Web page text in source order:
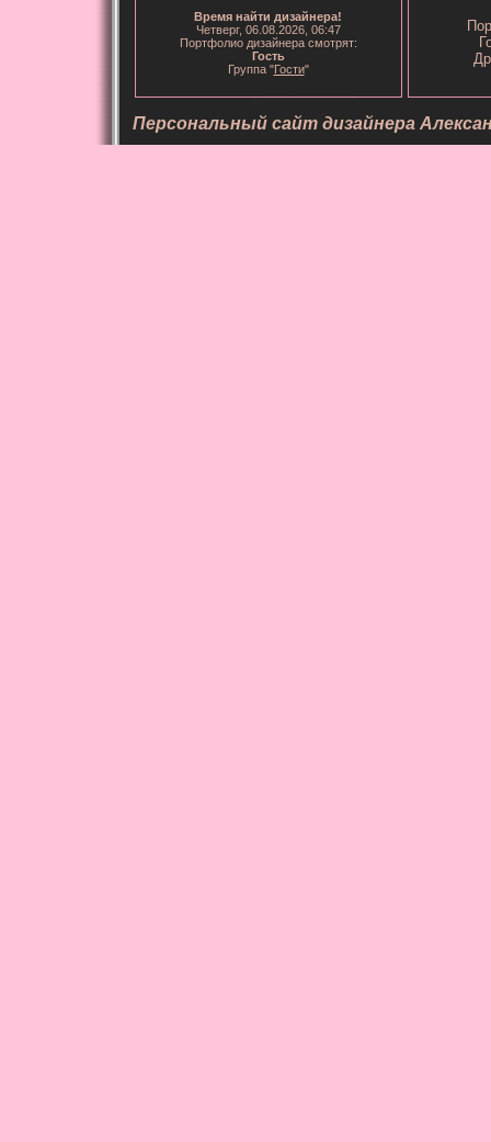
Время найти дизайнера!
Четверг, 06.08.2026, 06:47
Портфолио дизайнера смотрят:
Гость
Группа "Гости"
Персональный сайт дизайнера